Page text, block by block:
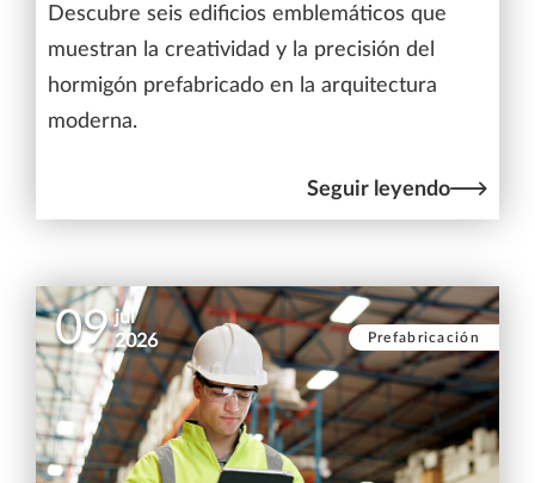
Descubre seis edificios emblemáticos que
muestran la creatividad y la precisión del
hormigón prefabricado en la arquitectura
moderna.
Seguir leyendo
09 jul
2026
Prefabricación